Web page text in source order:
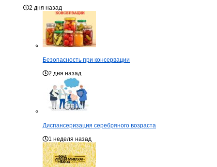
2 дня назад
Безопасность при консервации
2 дня назад
Диспансеризация серебряного возраста
1 неделя назад